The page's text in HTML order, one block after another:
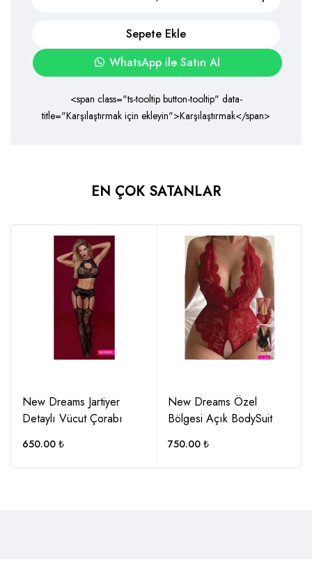
Sepete Ekle
WhatsApp ile Satın Al
<span class="ts-tooltip button-tooltip" data-
title="Karşılaştırmak için ekleyin">Karşılaştırmak</span>
EN ÇOK SATANLAR
New Dreams Jartiyer
Detaylı Vücut Çorabı
650.00 ₺
New Dreams Özel
Bölgesi Açık BodySuit
750.00 ₺